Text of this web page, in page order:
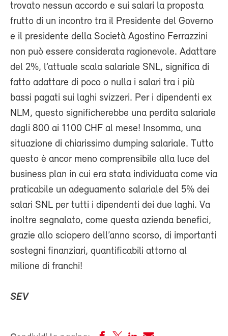
trovato nessun accordo e sui salari la proposta
frutto di un incontro tra il Presidente del Governo
e il presidente della Società Agostino Ferrazzini
non può essere considerata ragionevole. Adattare
del 2%, l’attuale scala salariale SNL, significa di
fatto adattare di poco o nulla i salari tra i più
bassi pagati sui laghi svizzeri. Per i dipendenti ex
NLM, questo significherebbe una perdita salariale
dagli 800 ai 1100 CHF al mese! Insomma, una
situazione di chiarissimo dumping salariale. Tutto
questo è ancor meno comprensibile alla luce del
business plan in cui era stata individuata come via
praticabile un adeguamento salariale del 5% dei
salari SNL per tutti i dipendenti dei due laghi. Va
inoltre segnalato, come questa azienda benefici,
grazie allo sciopero dell’anno scorso, di importanti
sostegni finanziari, quantificabili attorno al
milione di franchi!
SEV